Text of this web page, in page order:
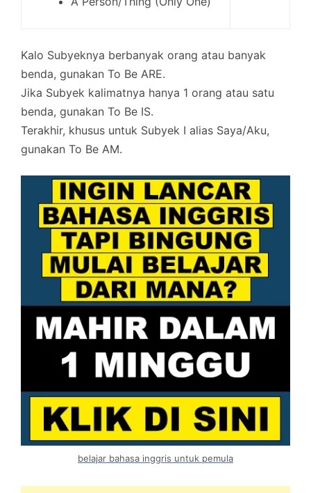
Kalo Subyeknya berbanyak orang atau banyak
benda, gunakan To Be ARE.
Jika Subyek kalimatnya hanya 1 orang atau satu
benda, gunakan To Be IS.
Terakhir, khusus untuk Subyek I alias Saya/Aku,
gunakan To Be AM.
belajar bahasa inggris untuk pemula